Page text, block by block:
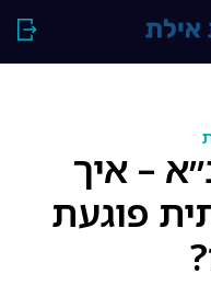
– איך
פוגעת